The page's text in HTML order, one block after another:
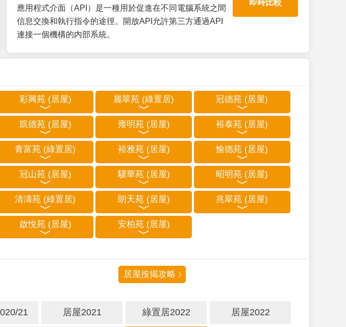
應用程式介面（API）是一種用於促進在不同電腦系統之間
信息交換和執行指令的途徑。開放API允許第三方通過API
連接一個機構的内部系統。
即時比較
彩興苑 (居屋) 麗翠苑 (綠置居) 冠德苑 (居屋)
凱德苑 (居屋) 雍明苑 (居屋) 裕泰苑 (居屋)
青富苑 (綠置居) 裕雅苑 (居屋) 愉德苑 (居屋)
冠山苑 (居屋) 驥華苑 (居屋) 昭明苑 (居屋)
清濤苑 (綠置居) 朗天苑 (居屋) 兆翠苑 (居屋)
啟悅苑 (居屋) 安柏苑 (居屋)
居屋按揭攻略
21 居屋2021 綠置居2022 居屋2022